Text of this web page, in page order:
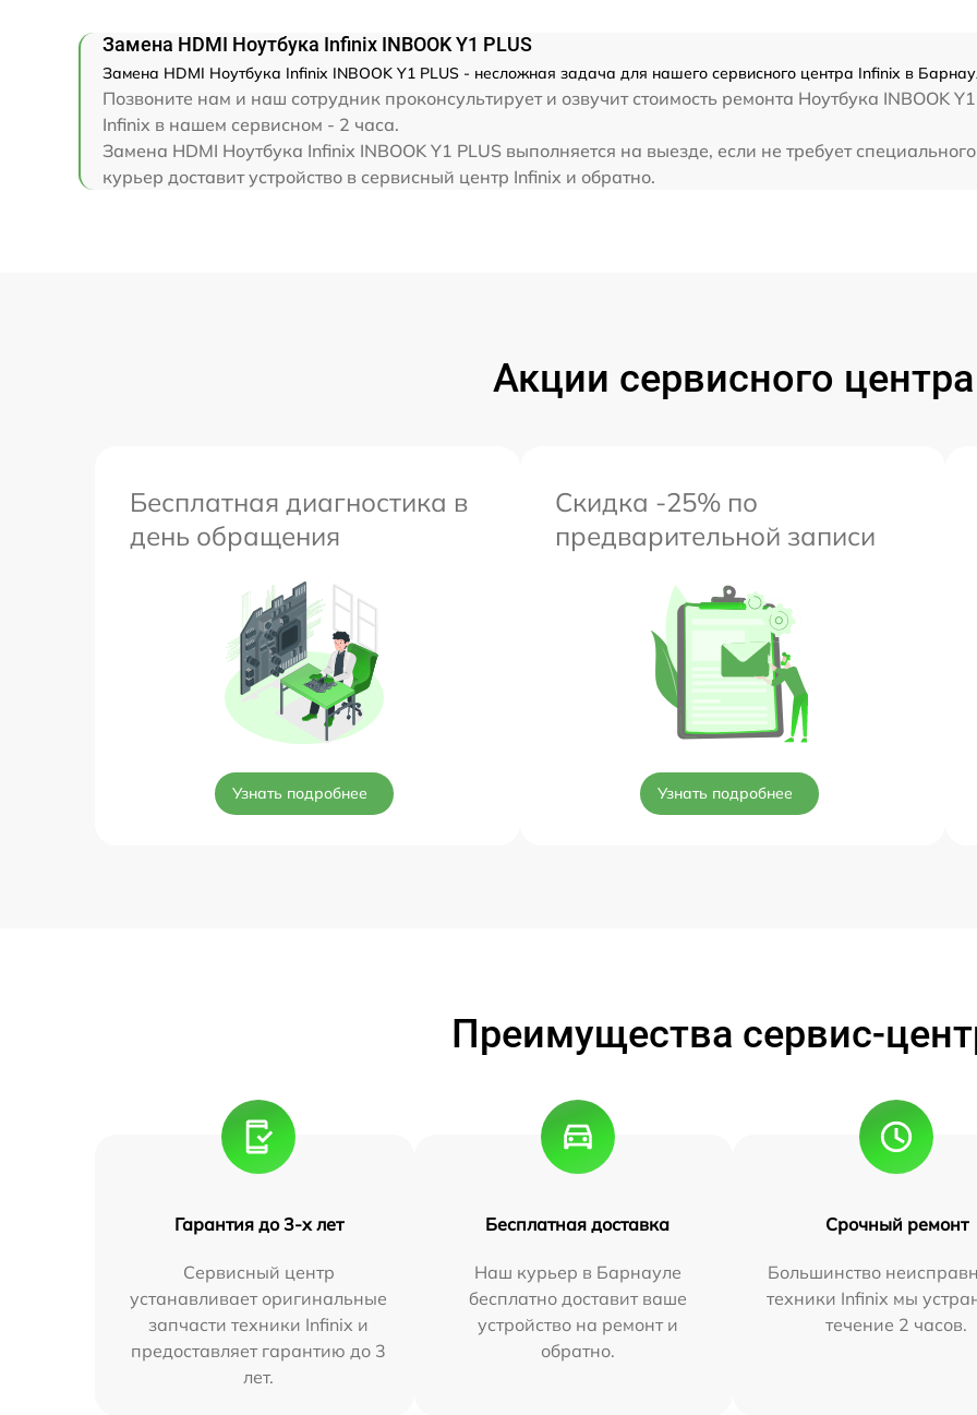
Замена тачпада от 60 мин
Увеличение оперативной памяти
Замена HDMI Ноутбука Infinix INBOOK Y1 PLUS
Замена HDMI Ноутбука Infinix INBOOK Y1 PLUS - несложная задача для нашего сервисного центра Infinix в
Позвоните нам и наш сотрудник проконсультирует и озвучит стоимость ремонта Ноутбука INBOOK
Infinix в нашем сервисном - 2 часа.
Замена HDMI Ноутбука Infinix INBOOK Y1 PLUS выполняется на выезде, если не требует
курьер доставит устройство в сервисный центр Infinix и обратно.
Акции сервисного центра
Бесплатная диагностика в
день обращения
Узнать подробнее
Скидка -25% по
предварительной записи
Узнать подробнее
Преимущества сервис-
Гарантия до 3-х лет
Сервисный центр
устанавливает оригинальные
запчасти техники Infinix и
предоставляет гарантию до 3
лет.
Бесплатная доставка
Наш курьер в Барнауле
бесплатно доставит ваше
устройство на ремонт и
обратно.
Срочный ремонт
Большинство
техники Infinix мы
течение 2 часов.